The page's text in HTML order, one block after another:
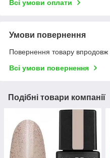
Всі умови оплати
Умови повернення
Повернення товару впродовж
Всі умови повернення
Подібні товари компанії